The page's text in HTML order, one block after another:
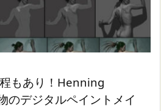
程もあり！Henning
のデジタルペイントメイ